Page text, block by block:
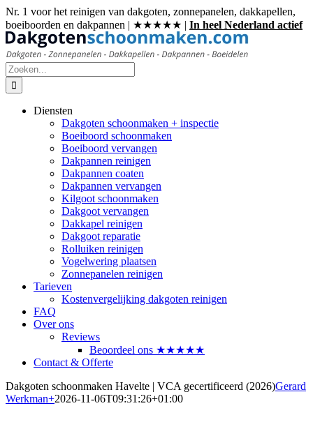
Ga
naar
inhoud
Nr. 1 voor het reinigen van dakgoten, zonnepanelen, dakkapellen,
boeiboorden en dakpannen | ★★★★★ | In heel Nederland actief
Zoeken
naar:
Diensten
Dakgoten schoonmaken + inspectie
Boeiboord schoonmaken
Boeiboord vervangen
Dakpannen reinigen
Dakpannen coaten
Dakpannen vervangen
Kilgoot schoonmaken
Dakgoot vervangen
Dakkapel reinigen
Dakgoot reparatie
Rolluiken reinigen
Vogelwering plaatsen
Zonnepanelen reinigen
Tarieven
Kostenvergelijking dakgoten reinigen
FAQ
Over ons
Reviews
Beoordeel ons ★★★★★
Contact & Offerte
Dakgoten schoonmaken Havelte | VCA gecertificeerd (2026)Gerard
Werkman+2026-11-06T09:31:26+01:00